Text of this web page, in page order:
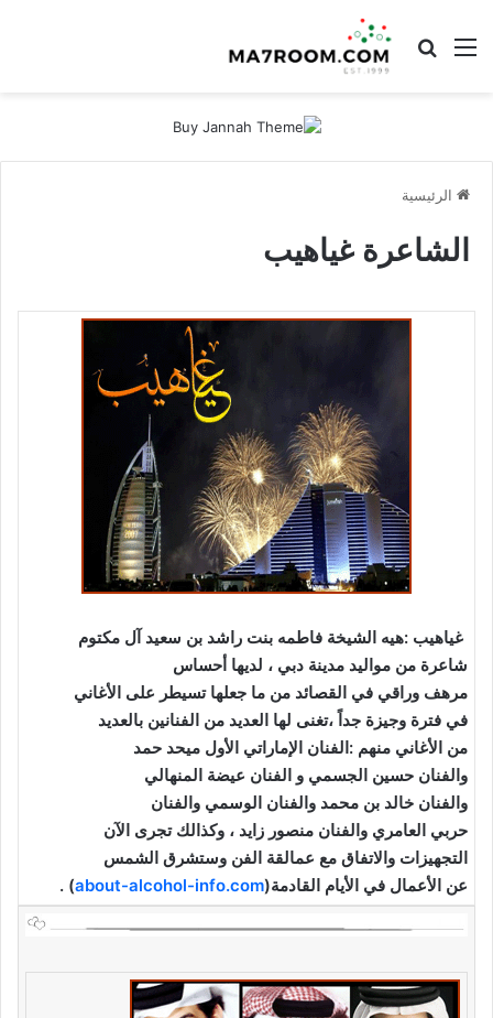
القائمة بحث عن
الرئيسية
الشاعرة غياهيب
غياهيب :هيه الشيخة فاطمه بنت راشد بن سعيد آل مكتوم
شاعرة من مواليد مدينة دبي ، لديها أحساس
مرهف وراقي في القصائد من ما جعلها تسيطر على الأغاني
في فترة وجيزة جداً ،تغنى لها العديد من الفنانين بالعديد
من الأغاني منهم :الفنان الإماراتي الأول ميحد حمد
والفنان حسين الجسمي و الفنان عيضة المنهالي
والفنان خالد بن محمد والفنان الوسمي والفنان
حربي العامري والفنان منصور زايد ، وكذالك تجرى الآن
التجهيزات والاتفاق مع عمالقة الفن وستشرق الشمس
عن الأعمال في الأيام القادمة(about-alcohol-info.com
) .